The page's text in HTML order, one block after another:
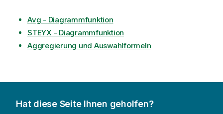
Avg - Diagrammfunktion
STEYX - Diagrammfunktion
Aggregierung und Auswahlformeln
Hat diese Seite Ihnen geholfen?